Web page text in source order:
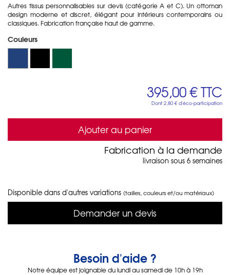
Autres tissus personnalisables sur devis (catégorie A et C). Un ottoman
design moderne et discret, élégant pour intérieurs contemporains ou
classiques. Fabrication française haut de gamme.
Couleurs
395,00 €TTC
Dont 2,80 € d'éco-participation
Ajouter au panier
Fabrication à la demande
livraison sous 6 semaines
Disponible dans d'autres variations (tailles, couleurs et/ou matériaux)
Demander un devis
Besoin d'aide ?
Notre équipe est joignable du lundi au samedi de 10h à 19h